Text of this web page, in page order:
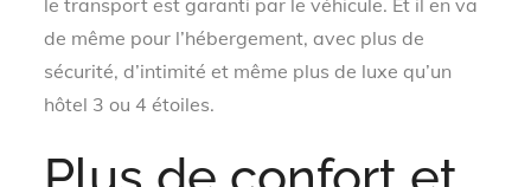
de même pour l’hébergement, avec plus de
sécurité, d’intimité et même plus de luxe qu’un
hôtel 3 ou 4 étoiles.